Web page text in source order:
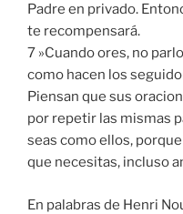
Padre en privado.
te recompensará.
7 »Cuando ores, no
como hacen los
Piensan que sus
por repetir las mismas
seas como ellos,
que necesitas, incluso
En palabras de Henri